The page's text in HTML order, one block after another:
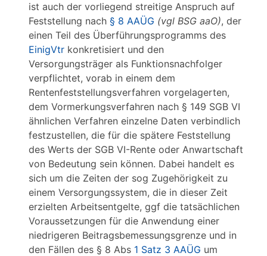
ist auch der vorliegend streitige Anspruch auf
Feststellung nach § 8 AAÜG (vgl BSG aaO), der
einen Teil des Überführungsprogramms des
EinigVtr konkretisiert und den
Versorgungsträger als Funktionsnachfolger
verpflichtet, vorab in einem dem
Rentenfeststellungsverfahren vorgelagerten,
dem Vormerkungsverfahren nach § 149 SGB VI
ähnlichen Verfahren einzelne Daten verbindlich
festzustellen, die für die spätere Feststellung
des Werts der SGB VI-Rente oder Anwartschaft
von Bedeutung sein können. Dabei handelt es
sich um die Zeiten der sog Zugehörigkeit zu
einem Versorgungssystem, die in dieser Zeit
erzielten Arbeitsentgelte, ggf die tatsächlichen
Voraussetzungen für die Anwendung einer
niedrigeren Beitragsbemessungsgrenze und in
den Fällen des § 8 Abs 1 Satz 3 AAÜG um